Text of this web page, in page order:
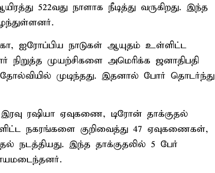
522வது நாளாக நீடித்து வருகிறது. இந்த
ஐரோப்பிய நாடுகள் ஆயுதம் உள்ளிட்ட
முயற்சிகளை அமெரிக்க ஜனாதிபதி
முடிந்தது. இதனால் போர் தொடர்ந்து
ரஷியா ஏவுகணை, டிரோன் தாக்குதல்
நகரங்களை குறிவைத்து 47 ஏவுகணைகள்,
நடத்தியது. இந்த தாக்குதலில் 5 பேர்